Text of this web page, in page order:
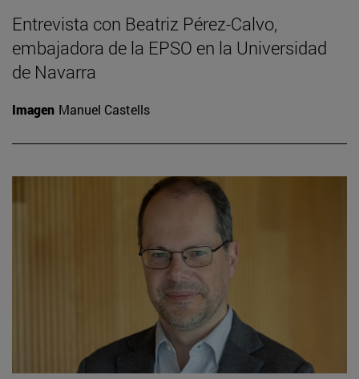
Entrevista con Beatriz Pérez-Calvo,
embajadora de la EPSO en la Universidad
de Navarra
Imagen Manuel Castells